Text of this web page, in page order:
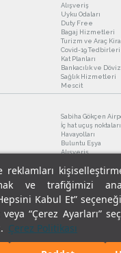
reklamları
ve trafiğimizi
Kabul Et”
“Çerez Ayarları”
Çerez Politikası
Alışveriş
Uyku Odaları
Duty Free
Bagaj Hizmetleri
Turizm ve Araç
Covid-19 Tedbirleri
Kat Planları
Bankacılık ve
Sağlık Hizmetleri
Mescit
Sabiha Gökçen
İç hat uçuş noktaları
Havayolları
Buluntu Eşya
Alışveriş